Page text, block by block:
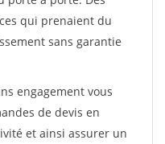
qui prenaient du
sans garantie
engagement vous
de devis en
et ainsi assurer un